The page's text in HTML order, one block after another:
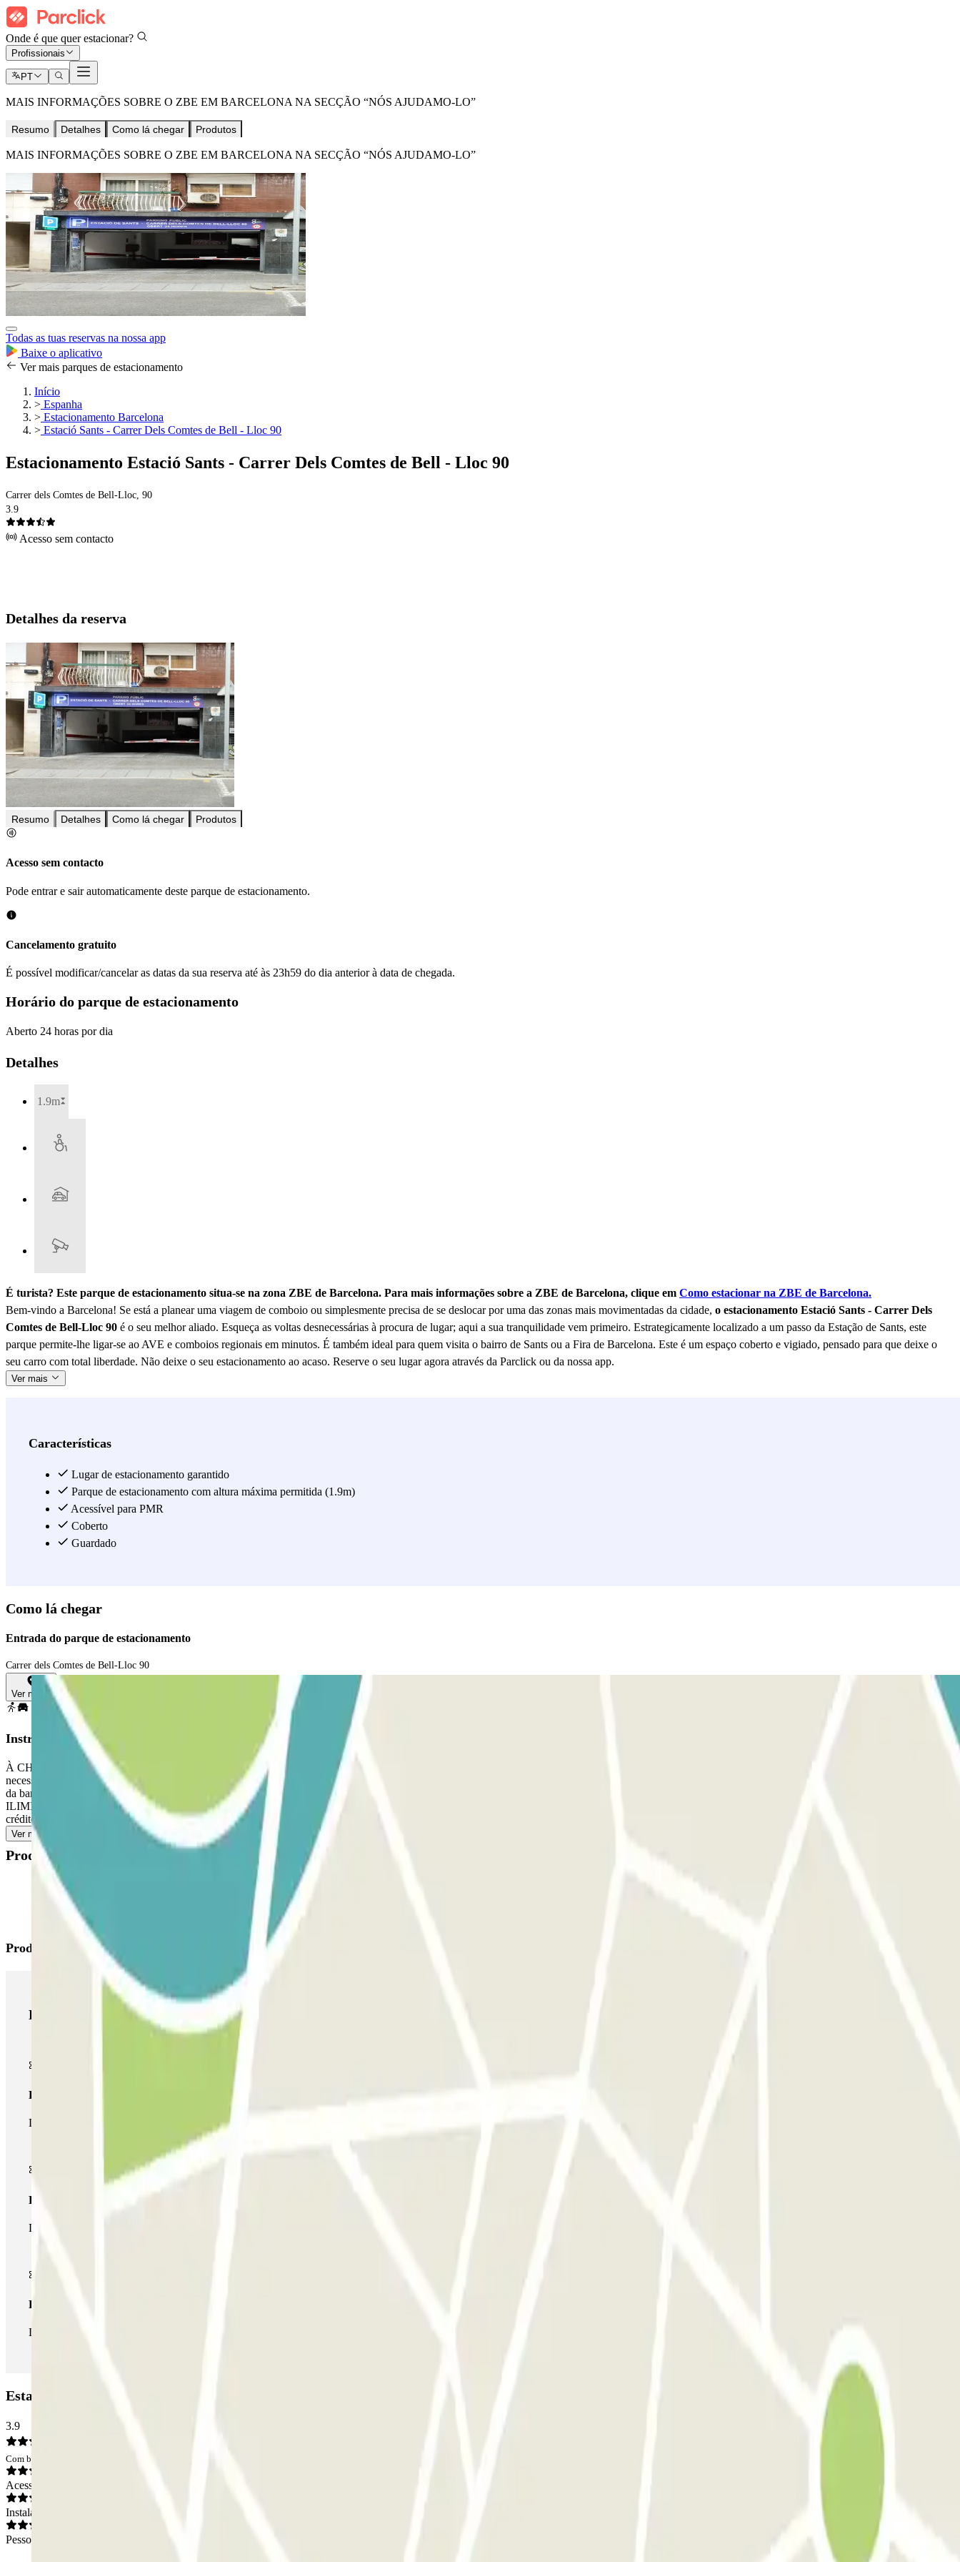
Onde é que quer estacionar?
Profissionais
PT
MAIS INFORMAÇÕES SOBRE O ZBE EM BARCELONA NA SECÇÃO “NÓS AJUDAMO-LO”
Resumo Detalhes Como lá chegar Produtos
MAIS INFORMAÇÕES SOBRE O ZBE EM BARCELONA NA SECÇÃO “NÓS AJUDAMO-LO”
Todas as tuas reservas na nossa app
Baixe o aplicativo
Ver mais parques de estacionamento
Início
> Espanha
> Estacionamento Barcelona
> Estació Sants - Carrer Dels Comtes de Bell - Lloc 90
Estacionamento Estació Sants - Carrer Dels Comtes de Bell - Lloc 90
Carrer dels Comtes de Bell-Lloc, 90
3.9
Acesso sem contacto
Detalhes da reserva
Resumo Detalhes Como lá chegar Produtos
Acesso sem contacto
Pode entrar e sair automaticamente deste parque de estacionamento.
Cancelamento gratuito
É possível modificar/cancelar as datas da sua reserva até às 23h59 do dia anterior à data de chegada.
Horário do parque de estacionamento
Aberto 24 horas por dia
Detalhes
1.9m
É turista? Este parque de estacionamento situa-se na zona ZBE de Barcelona. Para mais informações sobre a ZBE de Barcelona, clique em Como estacionar na ZBE de Barcelona.
Bem-vindo a Barcelona! Se está a planear uma viagem de comboio ou simplesmente precisa de se deslocar por uma das zonas mais movimentadas da cidade, o estacionamento Estació Sants - Carrer Dels
Comtes de Bell-Lloc 90 é o seu melhor aliado. Esqueça as voltas desnecessárias à procura de lugar; aqui a sua tranquilidade vem primeiro. Estrategicamente localizado a um passo da Estação de Sants, este
parque permite-lhe ligar-se ao AVE e comboios regionais em minutos. É também ideal para quem visita o bairro de Sants ou a Fira de Barcelona. Este é um espaço coberto e vigiado, pensado para que deixe o
seu carro com total liberdade. Não deixe o seu estacionamento ao acaso. Reserve o seu lugar agora através da Parclick ou da nossa app.
Ver mais
Características
Lugar de estacionamento garantido
Parque de estacionamento com altura máxima permitida (1.9m)
Acessível para PMR
Coberto
Guardado
Como lá chegar
Entrada do parque de estacionamento
Carrer dels Comtes de Bell-Lloc 90
Ver mapa
Instruções
À CHEGADA: Entrar no parque de estacionamento. PARA ABRIR A BARREIRA: Pare em frente da barreira. O leitor de matrículas reconhecerá o seu veículo e a barreira abrir-se-á automaticamente sem
necessidade de premir qualquer botão. Estacione num espaço livre. SE A BARREIRA NÃO SE ABRIR: ligue para o intercomunicador 24h indicando o número da sua matrícula. PARA SAIR: Pare em frente
da barreira. O leitor de matrículas reconhecerá o seu veículo e a barreira abrir-se-á automaticamente sem necessidade de premir qualquer botão. SE O SEU PASSAPORTE PERMITIR A ENTRADA E SAÍDA
ILIMITADAS: Siga o mesmo procedimento acima descrito para entrar e sair. Se tiver excedido a sua estadia: dirija-se ao multibanco e indique o seu número de matrícula para pagar a franquia com cartão de
crédito. A franquia será calculada com base na tarifa do parque de estacionamento.
Ver mais
Produtos disponíveis
Produtos Parclick
Produtos Parclick
Passe simples
Durante a sua estadia, só poderá entrar e sair do parque de estacionamento uma vez.
Passe multiestacionamento
Durante a sua estadia, pode utilizar toda a rede de parques de estacionamento deste operador disponível em Parclick.
Passe ilimitado
Durante a sua estadia, pode entrar e sair do parque de estacionamento as vezes que quiser.
Estacionamento Estació Sants - Carrer Dels Comtes de Bell - Lloc 90: Opiniões
3.9
Com base em 4 opiniões
Acesso
Instalações
Pessoal